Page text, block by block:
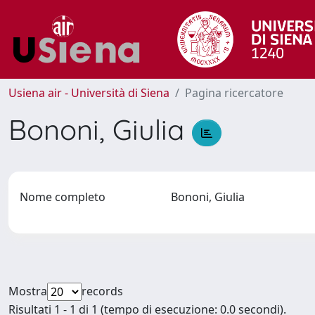
Usiena air - Università di Siena Pagina ricercatore
Bononi, Giulia
Nome completo Bononi, Giulia
Mostra
records
Risultati 1 - 1 di 1 (tempo di esecuzione: 0.0 secondi).